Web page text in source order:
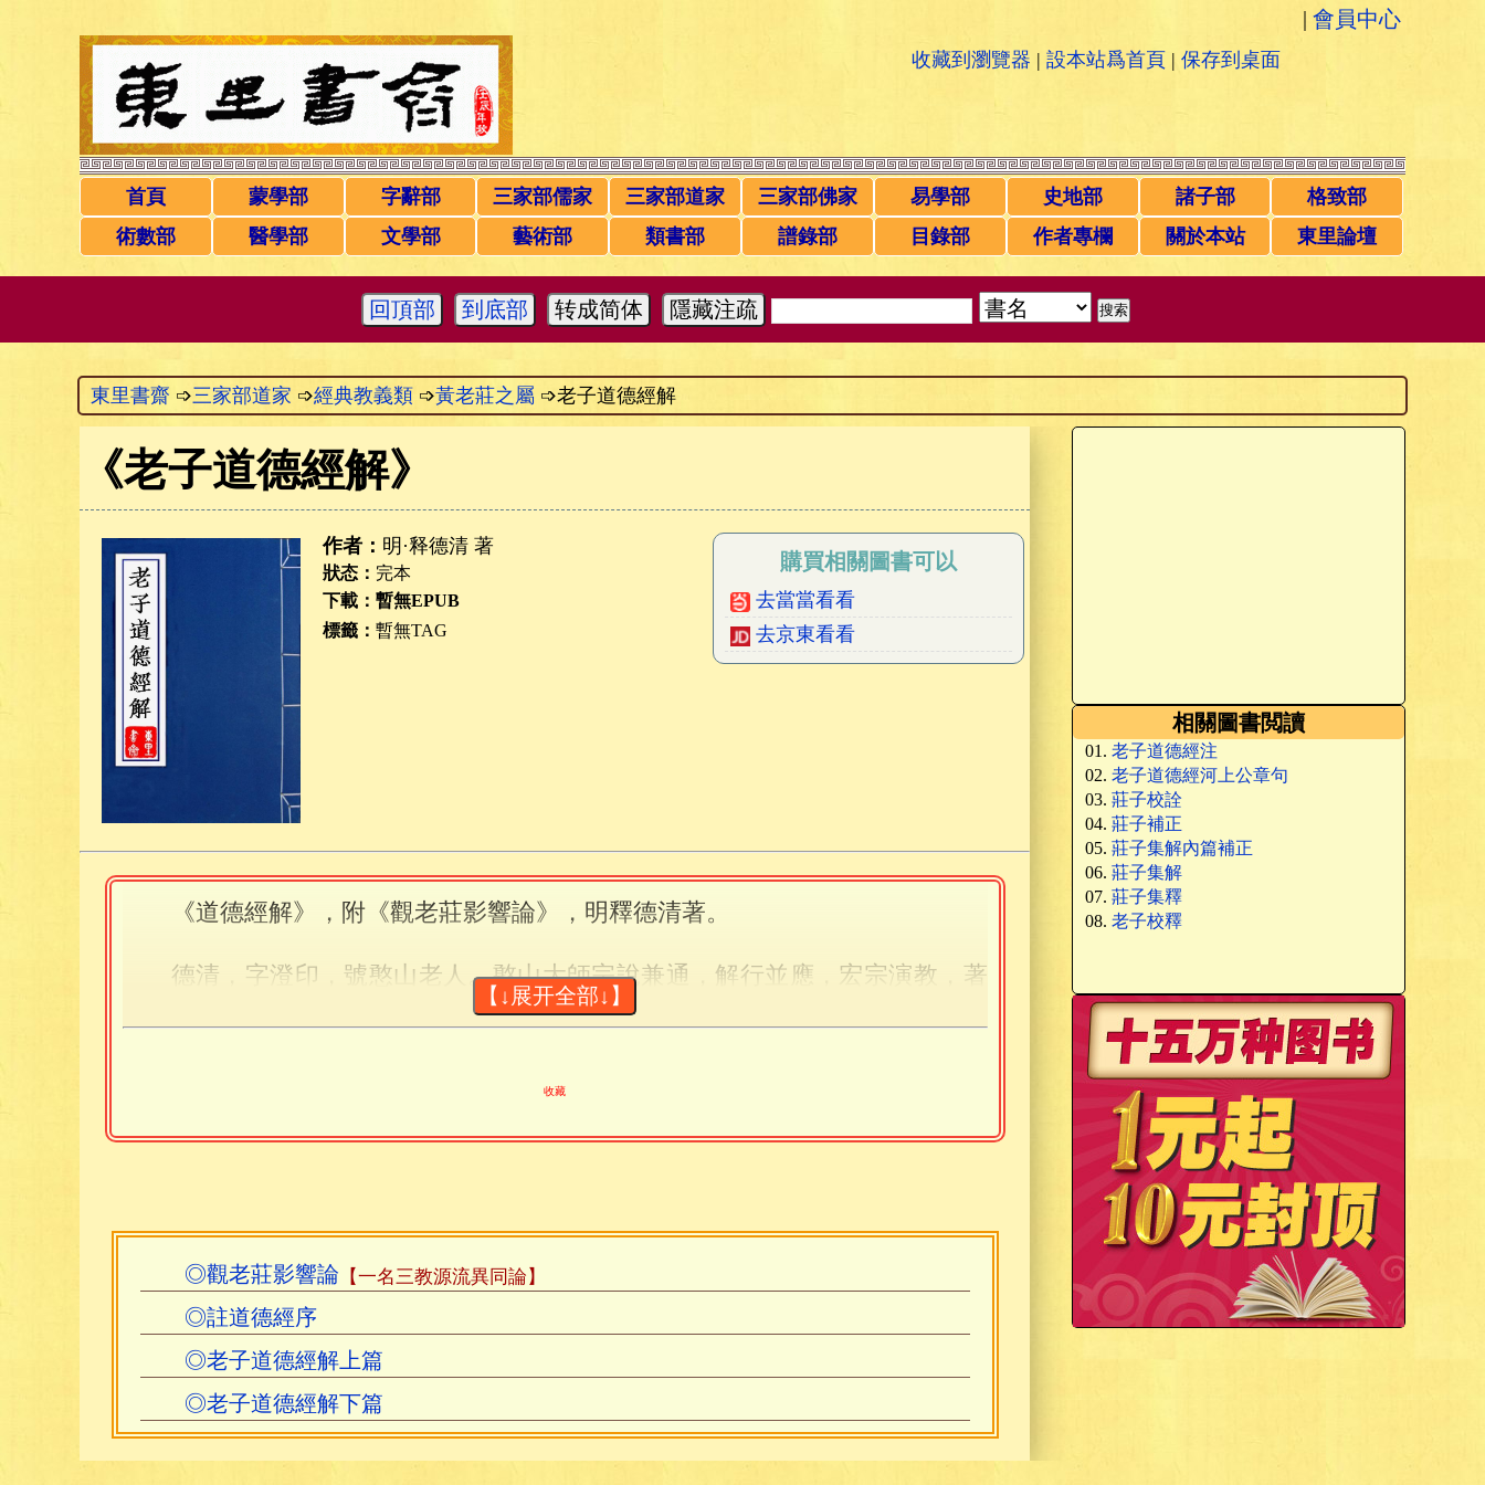
| 會員中心
收藏到瀏覽器 | 設本站爲首頁 | 保存到桌面
首頁 蒙學部 字辭部 三家部儒家 三家部道家 三家部佛家 易學部 史地部 諸子部
格致部
術數部
醫學部 文學部 藝術部 類書部 譜錄部 目錄部 作者專欄 關於本站 東里論壇
回頂部 到底部 转成简体 隱藏注疏
東里書齋 ➩三家部道家 ➩經典教義類 ➩黃老莊之屬 ➩老子道德經解
《老子道德經解》
作者： 明·释德清 著
狀态： 完本
下載：暫無EPUB
標籤： 暫無TAG
購買相關圖書可以
去當當看看
去京東看看
《道德經解》，附《觀老莊影響論》，明釋德清著。
德清，字澄印，號憨山老人。憨山大師宗說兼通，解行並應，宏宗演教，著
述宏富。與蓮師、紫柏、蕅益並稱明季清初四大高僧。《觀老莊影響論》，一名
始於萬曆二十年壬辰，萬曆三十五年丁未成書，大師六十二歲。《憨山老人自序
年譜實錄》萬曆三十五年條下云：“注《道德經》成。予幼讀《老子》，以文古意
完。”多歷年所，均大師精心結撰之作。
憨山於老子玄旨，多有神悟，而平議三教，每有警拔之俊語，如言“不知《春
秋》，不能涉世；不知老莊，不能忘世；不參禪，不能出世”，均足啓人深長之
思。不僅爲研讀老學者所宜參考，亦明季思想史之珍貴史料也。
【↓展开全部↓】
收藏
◎觀老莊影響論 【一名三教源流異同論】
◎註道德經序
◎老子道德經解上篇
◎老子道德經解下篇
相關圖書閲讀
老子道德經注
老子道德經河上公章句
莊子校詮
莊子補正
莊子集解內篇補正
莊子集解
莊子集釋
老子校釋